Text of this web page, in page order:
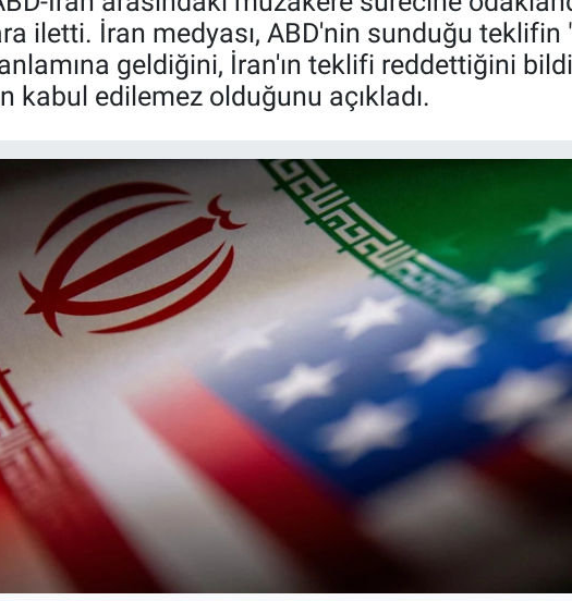
iletti. İran medyası, ABD'nin sunduğu teklifin
geldiğini, İran'ın teklifi reddettiğini
kabul edilemez olduğunu açıkladı.